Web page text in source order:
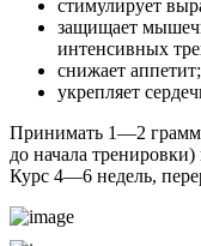
стимулирует
защищает
интенсивных
снижает аппетит;
укрепляет
Принимать 1—2
до начала
Курс 4—6 недель,